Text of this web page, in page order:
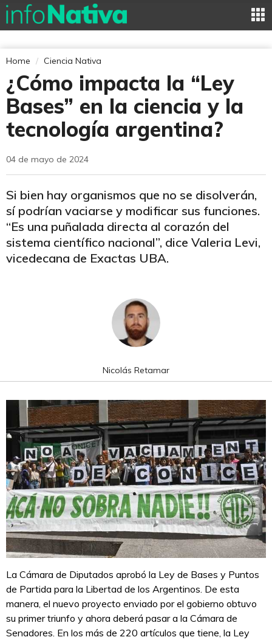
Home Ciencia Nativa
¿Cómo impacta la “Ley
Bases” en la ciencia y la
tecnología argentina?
04 de mayo de 2024
Si bien hay organismos que no se disolverán,
sí podrían vaciarse y modificar sus funciones.
“Es una puñalada directa al corazón del
sistema científico nacional”, dice Valeria Levi,
vicedecana de Exactas UBA.
Nicolás Retamar
La Cámara de Diputados aprobó la Ley de Bases y Puntos
de Partida para la Libertad de los Argentinos. De esta
manera, el nuevo proyecto enviado por el gobierno obtuvo
su primer triunfo y ahora deberá pasar a la Cámara de
Senadores. En los más de 220 artículos que tiene, la Ley